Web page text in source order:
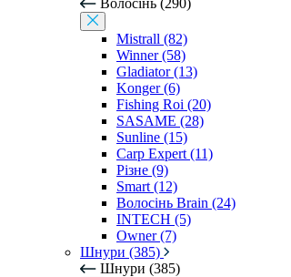
Волосінь (290)
Mistrall (82)
Winner (58)
Gladiator (13)
Konger (6)
Fishing Roi (20)
SASAME (28)
Sunline (15)
Carp Expert (11)
Різне (9)
Smart (12)
Волосінь Brain (24)
INTECH (5)
Owner (7)
Шнури (385)
Шнури (385)